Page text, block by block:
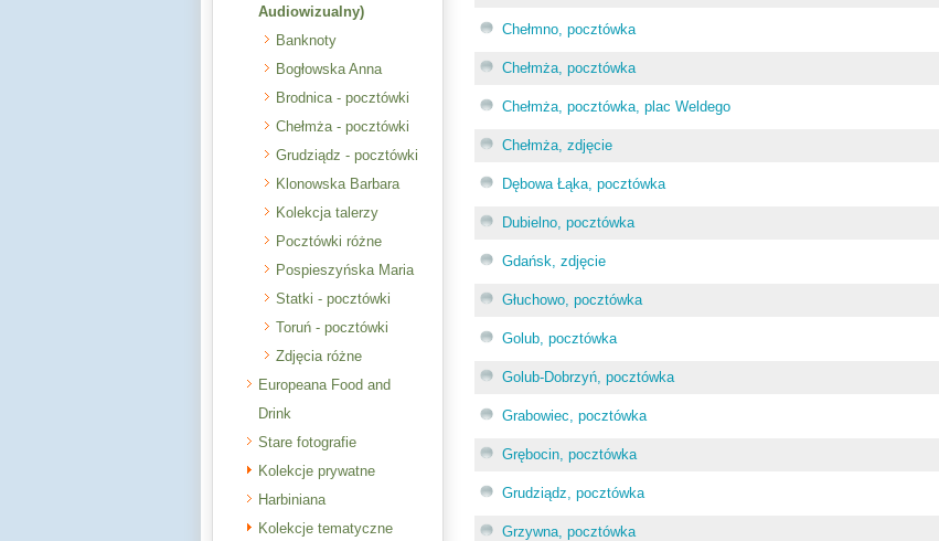
Audiowizualny)
Banknoty
Bogłowska Anna
Brodnica - pocztówki
Chełmża - pocztówki
Grudziądz - pocztówki
Klonowska Barbara
Kolekcja talerzy
Pocztówki różne
Pospieszyńska Maria
Statki - pocztówki
Toruń - pocztówki
Zdjęcia różne
Europeana Food and
Drink
Stare fotografie
Kolekcje prywatne
Harbiniana
Kolekcje tematyczne
Chełmno, pocztówka
Chełmża, pocztówka
Chełmża, pocztówka, plac Weldego
Chełmża, zdjęcie
Dębowa Łąka, pocztówka
Dubielno, pocztówka
Gdańsk, zdjęcie
Głuchowo, pocztówka
Golub, pocztówka
Golub-Dobrzyń, pocztówka
Grabowiec, pocztówka
Grębocin, pocztówka
Grudziądz, pocztówka
Grzywna, pocztówka